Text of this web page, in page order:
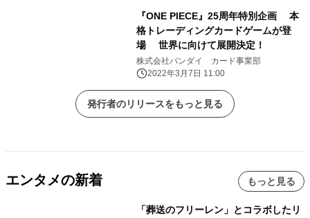
『ONE PIECE』25周年特別企画 本
格トレーディングカードゲームが登
場 世界に向けて展開決定！
株式会社バンダイ カード事業部
2022年3月7日 11:00
発行者のリリースをもっと見る
エンタメの新着 もっと見る
「葬送のフリーレン」とコラボしたリ